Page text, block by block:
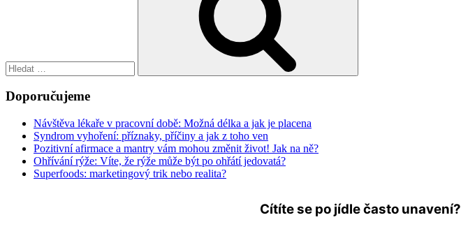
Doporučujeme
Návštěva lékaře v pracovní době: Možná délka a jak je placena
Syndrom vyhoření: příznaky, příčiny a jak z toho ven
Pozitivní afirmace a mantry vám mohou změnit život! Jak na ně?
Ohřívání rýže: Víte, že rýže může být po ohřátí jedovatá?
Superfoods: marketingový trik nebo realita?
Cítíte se po jídle často unavení?